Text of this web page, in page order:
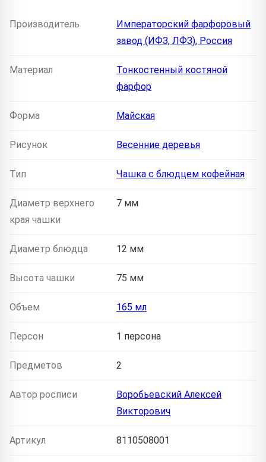
Производитель
Императорский фарфоровый
завод (ИФЗ, ЛФЗ), Россия
Материал
Тонкостенный костяной
фарфор
Форма Майская
Рисунок Весенние деревья
Тип Чашка с блюдцем кофейная
Диаметр верхнего
края чашки
7 мм
Диаметр блюдца 12 мм
Высота чашки 75 мм
Объем 165 мл
Персон 1 персона
Предметов 2
Автор росписи
Воробьевский Алексей
Викторович
Артикул 8110508001